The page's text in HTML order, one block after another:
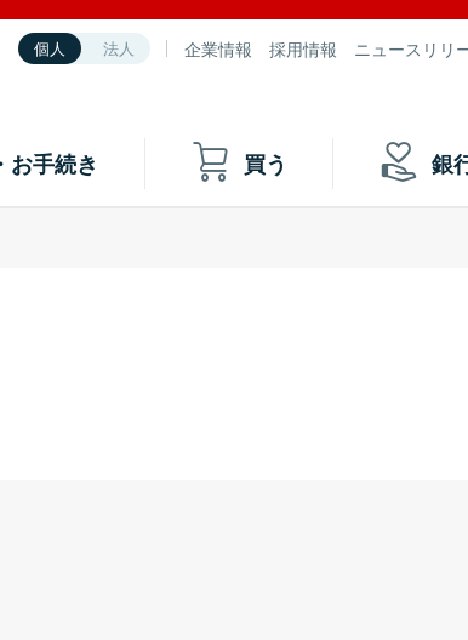
個人 法人 企業情報 採用情報 ニュースリリ
お手続き 買う 銀